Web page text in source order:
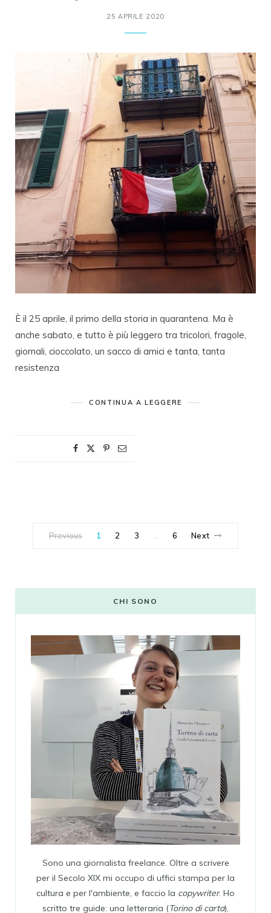
25 APRILE 2020
È il 25 aprile, il primo della storia in quarantena. Ma è
anche sabato, e tutto è più leggero tra tricolori, fragole,
giornali, cioccolato, un sacco di amici e tanta, tanta
resistenza
CONTINUA A LEGGERE
Previous 1 2 3 … 6 Next
CHI SONO
Sono una giornalista freelance. Oltre a scrivere
per il Secolo XIX mi occupo di uffici stampa per la
cultura e per l'ambiente, e faccio la copywriter. Ho
scritto tre guide: una letteraria (Torino di carta),